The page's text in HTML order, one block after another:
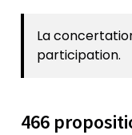
La
participation.
466